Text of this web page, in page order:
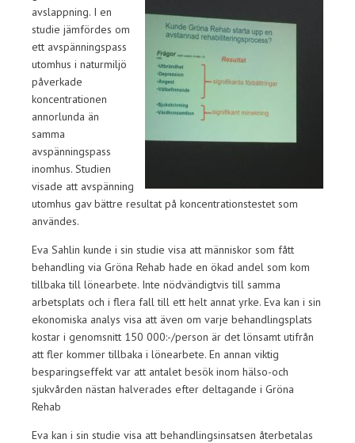
avslappning. I en
studie jämfördes om
ett avspänningspass
utomhus i naturmiljö
påverkade
koncentrationen
annorlunda än
samma
avspänningspass
inomhus. Studien
visade att avspänning
utomhus gav bättre resultat på koncentrationstestet som
användes.
Eva Sahlin kunde i sin studie visa att människor som fått
behandling via Gröna Rehab hade en ökad andel som kom
tillbaka till lönearbete. Inte nödvändigtvis till samma
arbetsplats och i flera fall till ett helt annat yrke. Eva kan i sin
ekonomiska analys visa att även om varje behandlingsplats
kostar i genomsnitt 150 000:-/person är det lönsamt utifrån
att fler kommer tillbaka i lönearbete. En annan viktig
besparingseffekt var att antalet besök inom hälso-och
sjukvården nästan halverades efter deltagande i Gröna
Rehab
Eva kan i sin studie visa att behandlingsinsatsen återbetalas